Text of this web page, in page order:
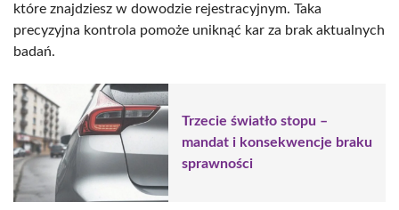
które znajdziesz w dowodzie rejestracyjnym. Taka
precyzyjna kontrola pomoże uniknąć kar za brak aktualnych
badań.
Trzecie światło stopu –
mandat i konsekwencje braku
sprawności